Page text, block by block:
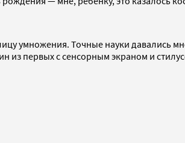
умножения. Точные науки давались
первых с сенсорным экраном и